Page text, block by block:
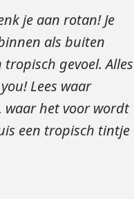
je aan rotan! Je
als buiten
gevoel. Alles
Lees waar
het voor wordt
een tropisch tintje